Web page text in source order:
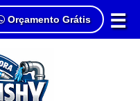
☰
Orçamento Grátis